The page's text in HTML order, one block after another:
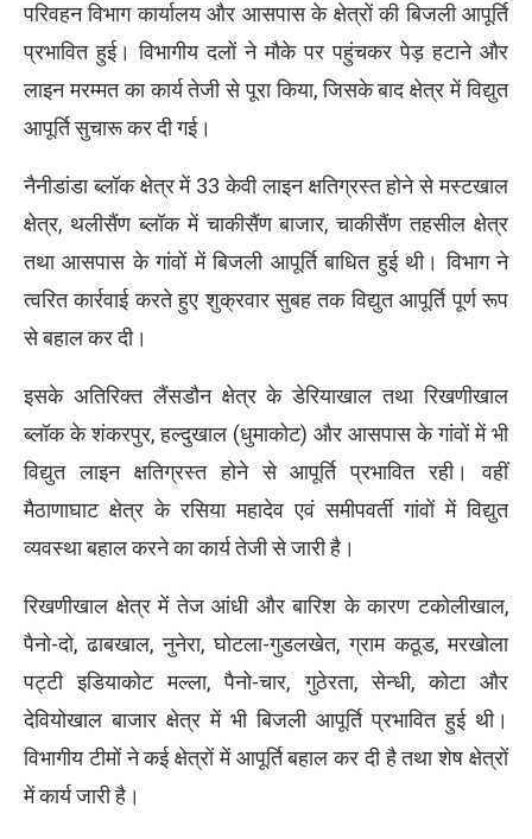
परिवहन विभाग कार्यालय और आसपास के क्षेत्रों की बिजली आपूर्ति
प्रभावित हुई। विभागीय दलों ने मौके पर पहुंचकर पेड़ हटाने और
लाइन मरम्मत का कार्य तेजी से पूरा किया, जिसके बाद क्षेत्र में विद्युत
आपूर्ति सुचारू कर दी गई।
नैनीडांडा ब्लॉक क्षेत्र में 33 केवी लाइन क्षतिग्रस्त होने से मस्टखाल
क्षेत्र, थलीसैंण ब्लॉक में चाकीसैंण बाजार, चाकीसैंण तहसील क्षेत्र
तथा आसपास के गांवों में बिजली आपूर्ति बाधित हुई थी। विभाग ने
त्वरित कार्रवाई करते हुए शुक्रवार सुबह तक विद्युत आपूर्ति पूर्ण रूप
से बहाल कर दी।
इसके अतिरिक्त लैंसडौन क्षेत्र के डेरियाखाल तथा रिखणीखाल
ब्लॉक के शंकरपुर, हल्दुखाल (धुमाकोट) और आसपास के गांवों में भी
विद्युत लाइन क्षतिग्रस्त होने से आपूर्ति प्रभावित रही। वहीं
मैठाणाघाट क्षेत्र के रसिया महादेव एवं समीपवर्ती गांवों में विद्युत
व्यवस्था बहाल करने का कार्य तेजी से जारी है।
रिखणीखाल क्षेत्र में तेज आंधी और बारिश के कारण टकोलीखाल,
पैनो-दो, ढाबखाल, नुनेरा, घोटला-गुडलखेत, ग्राम कठूड, मरखोला
पट्टी इडियाकोट मल्ला, पैनो-चार, गुठेरता, सेन्धी, कोटा और
देवियोखाल बाजार क्षेत्र में भी बिजली आपूर्ति प्रभावित हुई थी।
विभागीय टीमों ने कई क्षेत्रों में आपूर्ति बहाल कर दी है तथा शेष क्षेत्रों
में कार्य जारी है।